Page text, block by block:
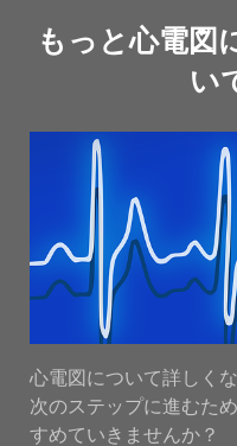
もっと心電図
い
心電図について詳しく
次のステップに進むた
すめていきませんか？